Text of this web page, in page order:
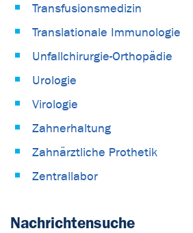
Transfusionsmedizin
Translationale Immunologie
Unfallchirurgie-Orthopädie
Urologie
Virologie
Zahnerhaltung
Zahnärztliche Prothetik
Zentrallabor
Nachrichtensuche